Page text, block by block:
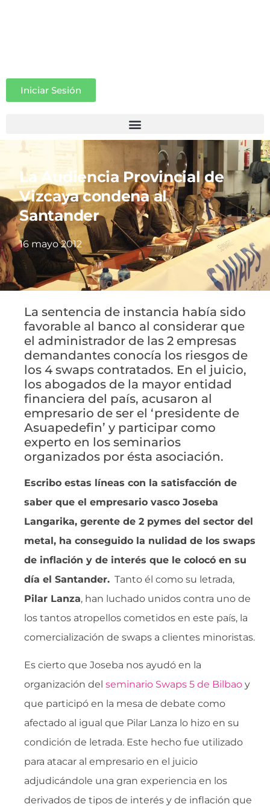
Iniciar Sesión
La Audiencia Provincial de
Vizcaya condena al
Santander
16 mayo 2012
La sentencia de instancia había sido
favorable al banco al considerar que
el administrador de las 2 empresas
demandantes conocía los riesgos de
los 4 swaps contratados. En el juicio,
los abogados de la mayor entidad
financiera del país, acusaron al
empresario de ser el ‘presidente de
Asuapedefin’ y participar como
experto en los seminarios
organizados por ésta asociación.
Escribo estas líneas con la satisfacción de
saber que el empresario vasco Joseba
Langarika, gerente de 2 pymes del sector del
metal, ha conseguido la nulidad de los swaps
de inflación y de interés que le colocó en su
día el Santander. Tanto él como su letrada,
Pilar Lanza, han luchado unidos contra uno de
los tantos atropellos cometidos en este país, la
comercialización de swaps a clientes minoristas.
Es cierto que Joseba nos ayudó en la
organización del seminario Swaps 5 de Bilbao y
que participó en la mesa de debate como
afectado al igual que Pilar Lanza lo hizo en su
condición de letrada. Este hecho fue utilizado
para atacar al empresario en el juicio
adjudicándole una gran experiencia en los
derivados de tipos de interés y de inflación que